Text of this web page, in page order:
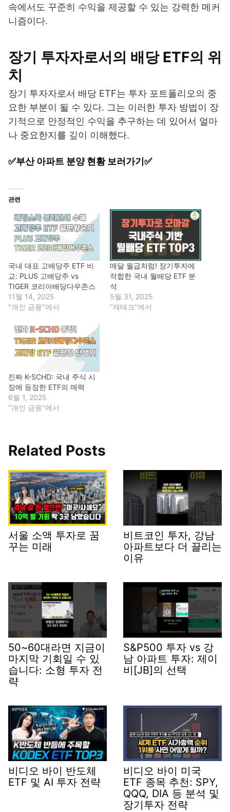
속에서도 꾸준히 수익을 제공할 수 있는 강력한 메커
니즘이다.
장기 투자자로서의 배당 ETF의 위
치
장기 투자자로서 배당 ETF는 투자 포트폴리오의 중
요한 부분이 될 수 있다. 그는 이러한 투자 방법이 장
기적으로 안정적인 수익을 추구하는 데 있어서 얼마
나 중요한지를 깊이 이해했다.
✅부산 아파트 분양 현황 보러가기✅
관련
국내 대표 고배당주 ETF 비
교: PLUS 고배당주 vs
TIGER 코리아배당다우존스
11월 14, 2025
"개인 금융"에서
매달 월급처럼! 장기투자에
적합한 국내 월배당 ETF 분
석
5월 31, 2025
"재테크"에서
진짜 K-SCHD: 국내 주식 시
장에 등장한 ETF의 매력
6월 1, 2025
"개인 금융"에서
Related Posts
서울 소액 투자로 꿈
꾸는 미래
비트코인 투자, 강남
아파트보다 더 끌리는
이유
50~60대라면 지금이
마지막 기회일 수 있
습니다: 소형 투자 전
략
S&P500 투자 vs 강
남 아파트 투자: 제이
비[JB]의 선택
비디오 바이 반도체
ETF 및 AI 투자 전략
비디오 바이 미국
ETF 종목 추천: SPY,
QQQ, DIA 등 분석 및
장기투자 전략